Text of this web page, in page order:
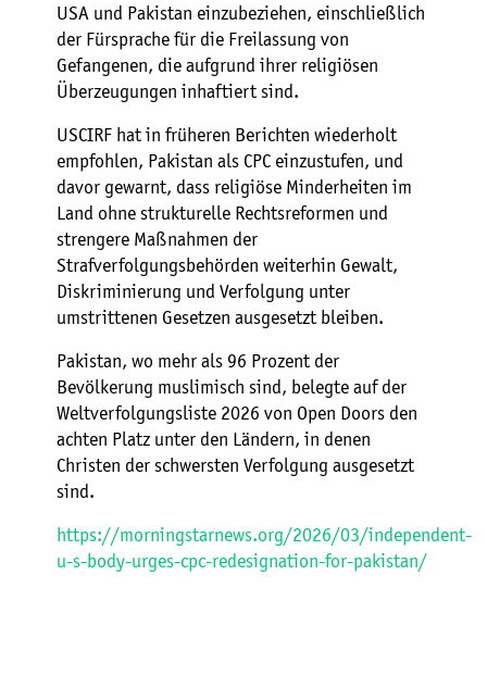
USA und Pakistan einzubeziehen, einschließlich
der Fürsprache für die Freilassung von
Gefangenen, die aufgrund ihrer religiösen
Überzeugungen inhaftiert sind.
USCIRF hat in früheren Berichten wiederholt
empfohlen, Pakistan als CPC einzustufen, und
davor gewarnt, dass religiöse Minderheiten im
Land ohne strukturelle Rechtsreformen und
strengere Maßnahmen der
Strafverfolgungsbehörden weiterhin Gewalt,
Diskriminierung und Verfolgung unter
umstrittenen Gesetzen ausgesetzt bleiben.
Pakistan, wo mehr als 96 Prozent der
Bevölkerung muslimisch sind, belegte auf der
Weltverfolgungsliste 2026 von Open Doors den
achten Platz unter den Ländern, in denen
Christen der schwersten Verfolgung ausgesetzt
sind.
https://morningstarnews.org/2026/03/independent-
u-s-body-urges-cpc-redesignation-for-pakistan/